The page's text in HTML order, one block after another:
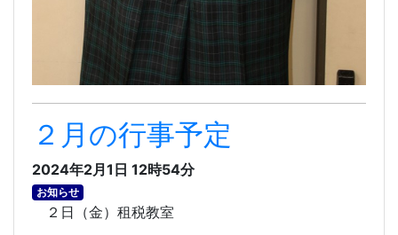
２月の行事予定
2024年2月1日 12時54分
お知らせ
２日（金）租税教室